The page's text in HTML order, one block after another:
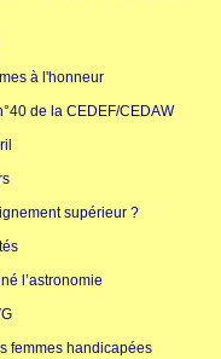
à l'honneur
de la CEDEF/CEDAW
supérieur ?
l’astronomie
femmes handicapées